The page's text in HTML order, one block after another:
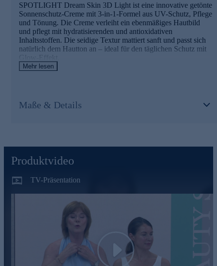
• Bietet täglichen Schutz vor UVA- und UVB-Strahlen
• Kein Weißeleffekt – ideal unter Make-up oder pur getragen
Jetzt online sichern – für gepflegte Haut mit Glow.
SPOTLIGHT Dream Skin 3D Light ist eine innovative getönte
Sonnenschutz-Creme mit 3-in-1-Formel aus UV-Schutz, Pflege
und Tönung. Die Creme verleiht ein ebenmäßiges Hautbild
und pflegt mit hydratisierenden und antioxidativen
Inhaltsstoffen. Die seidige Textur mattiert sanft und passt sich
natürlich dem Hautton an – ideal für den täglichen Schutz mit
Glow-Effekt.
• Passen sich dem individuellen Hautton an
Hochmolekulare Hyaluronsäure
• Bilder einen feuchtigkeitsspendendes Netz auf der Haut
• Schützen die Hautzellen vor freien Radikalen
• Unterstützen die Regeneration und Hautberuhigung
Lichtschutzfaktor 20 (LSF 20)
• Bietet täglichen Schutz vor UVA- und UVB-Strahlen
• Kein Weißeleffekt – ideal unter Make-up oder pur getragen
Mehr lesen
Maße & Details
Produktvideo
TV-Präsentation
Play